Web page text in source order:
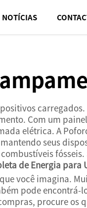
NOTÍCIAS
carregados.
Com um
elétrica. A
seus
de Energia para
você imagina.
pode encontrá-
procure os